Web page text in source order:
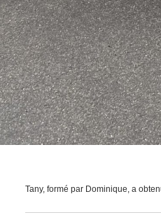
Tany, formé par Dominique, a